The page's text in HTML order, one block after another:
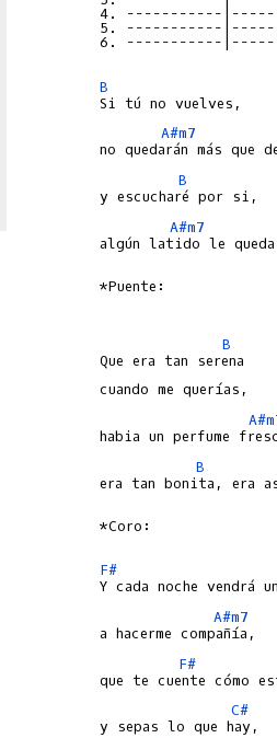
4. -----------
5. -----------
6. -----------
B
A#m7
B
A#m7
algún latido le
*Puente:
B
Que era tan serena
B
era tan bonita, era
*Coro:
F#
A#m7
F#
C#